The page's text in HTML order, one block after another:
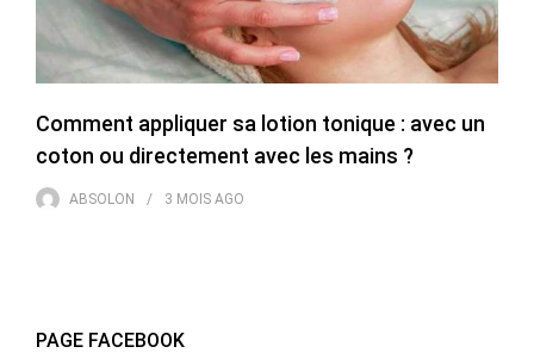
Comment appliquer sa lotion tonique : avec un
coton ou directement avec les mains ?
ABSOLON 3 MOIS AGO
PAGE FACEBOOK